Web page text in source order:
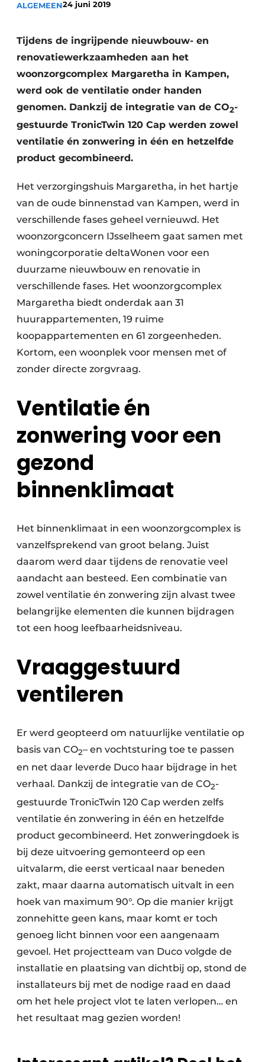
Vacature aanmelden
Vacatures
Video’s
ALGEMEEN24 juni 2019
Tijdens de ingrijpende nieuwbouw- en
renovatiewerkzaamheden aan het
woonzorgcomplex Margaretha in Kampen,
werd ook de ventilatie onder handen
genomen. Dankzij de integratie van de CO2-
gestuurde TronicTwin 120 Cap werden zowel
ventilatie én zonwering in één en hetzelfde
product gecombineerd.
Het verzorgingshuis Margaretha, in het hartje
van de oude binnenstad van Kampen, werd in
verschillende fases geheel vernieuwd. Het
woonzorgconcern IJsselheem gaat samen met
woningcorporatie deltaWonen voor een
duurzame nieuwbouw en renovatie in
verschillende fases. Het woonzorgcomplex
Margaretha biedt onderdak aan 31
huurappartementen, 19 ruime
koopappartementen en 61 zorgeenheden.
Kortom, een woonplek voor mensen met of
zonder directe zorgvraag.
Ventilatie én
zonwering voor een
gezond
binnenklimaat
Het binnenklimaat in een woonzorgcomplex is
vanzelfsprekend van groot belang. Juist
daarom werd daar tijdens de renovatie veel
aandacht aan besteed. Een combinatie van
zowel ventilatie én zonwering zijn alvast twee
belangrijke elementen die kunnen bijdragen
tot een hoog leefbaarheidsniveau.
Vraaggestuurd
ventileren
Er werd geopteerd om natuurlijke ventilatie op
basis van CO2– en vochtsturing toe te passen
en net daar leverde Duco haar bijdrage in het
verhaal. Dankzij de integratie van de CO2-
gestuurde TronicTwin 120 Cap werden zelfs
ventilatie én zonwering in één en hetzelfde
product gecombineerd. Het zonweringdoek is
bij deze uitvoering gemonteerd op een
uitvalarm, die eerst verticaal naar beneden
zakt, maar daarna automatisch uitvalt in een
hoek van maximum 90°. Op die manier krijgt
zonnehitte geen kans, maar komt er toch
genoeg licht binnen voor een aangenaam
gevoel. Het projectteam van Duco volgde de
installatie en plaatsing van dichtbij op, stond de
installateurs bij met de nodige raad en daad
om het hele project vlot te laten verlopen… en
het resultaat mag gezien worden!